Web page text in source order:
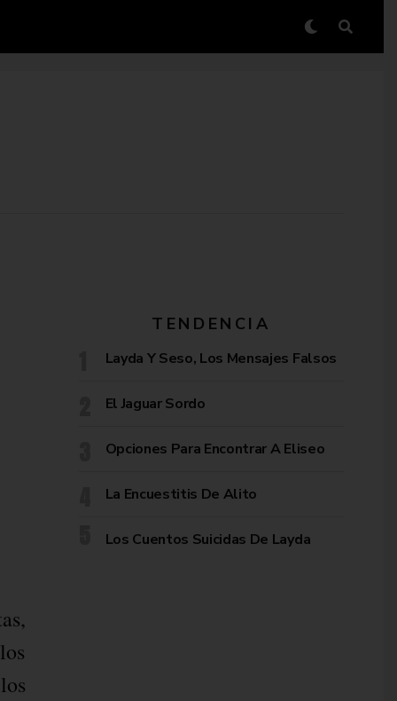
TENDENCIA
Layda Y Seso, Los Mensajes Falsos
El Jaguar Sordo
Opciones Para Encontrar A Eliseo
La Encuestitis De Alito
Los Cuentos Suicidas De Layda